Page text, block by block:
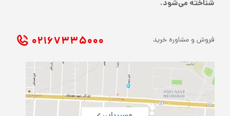
شناخته می‌شود.
فروش و مشاوره خرید ۰۲۱ ۶۷۳۳۵۰۰۰